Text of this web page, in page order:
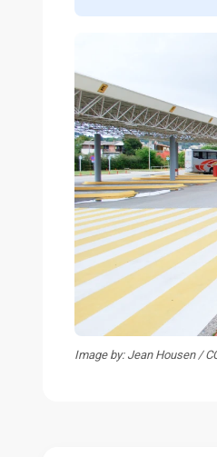
Image by: Jean Housen /